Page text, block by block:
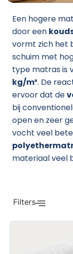
Een hogere
door een
vormt zich het
schuim met
type matras is
kg/m³. De
ervoor dat de
bij
open en zeer
vocht veel
materiaal veel
Filters